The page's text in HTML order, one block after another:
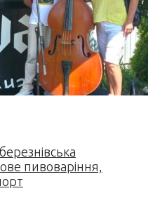
пивоваріння,